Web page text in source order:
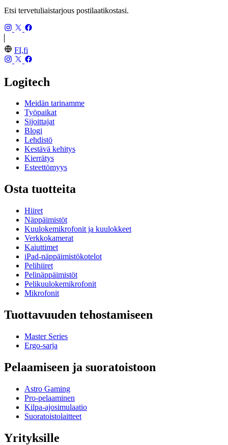
Etsi tervetuliaistarjous postilaatikostasi.
FI,fi
Logitech
Meidän tarinamme
Työpaikat
Sijoittajat
Blogi
Lehdistö
Kestävä kehitys
Kierrätys
Esteettömyys
Osta tuotteita
Hiiret
Näppäimistöt
Kuulokemikrofonit ja kuulokkeet
Verkkokamerat
Kaiuttimet
iPad-näppäimistökotelot
Pelihiiret
Pelinäppäimistöt
Pelikuulokemikrofonit
Mikrofonit
Tuottavuuden tehostamiseen
Master Series
Ergo-sarja
Pelaamiseen ja suoratoistoon
Astro Gaming
Pro-pelaaminen
Kilpa-ajosimulaatio
Suoratoistolaitteet
Yrityksille